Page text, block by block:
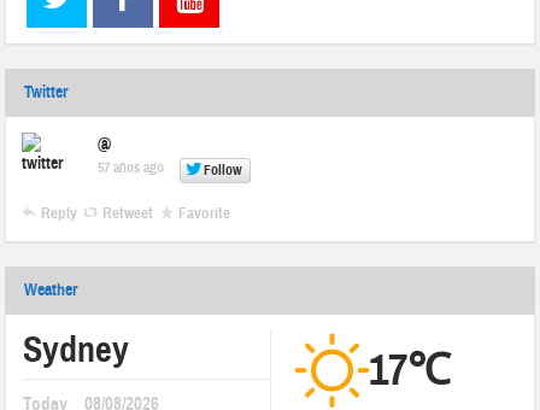
Twitter
@
57 años ago Follow
Reply Retweet Favorite
Weather
Sydney
Today 08/08/2026
17℃